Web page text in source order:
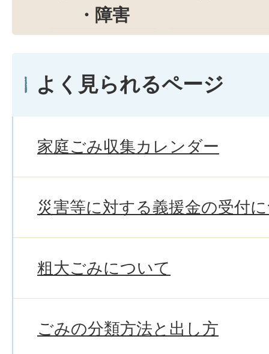
・障害
よく見られるページ
家庭ごみ収集カレンダー
災害等に対する義援金の受付
粗大ごみについて
ごみの分類方法と出し方